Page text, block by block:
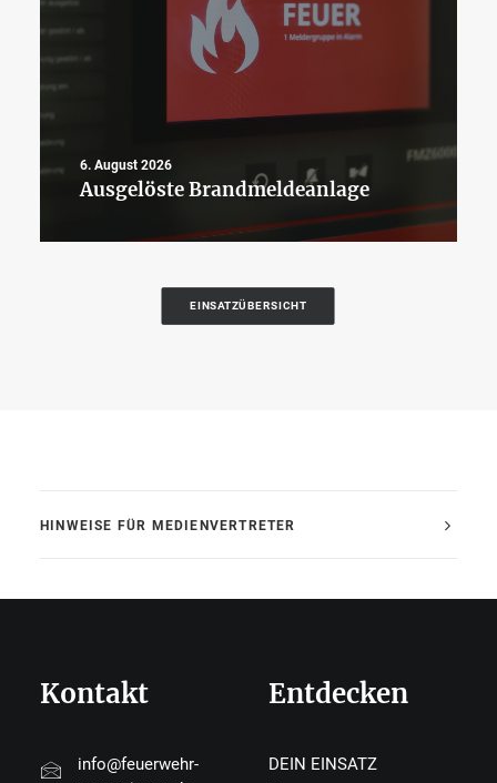
6. August 2026
Ausgelöste Brandmeldeanlage
EINSATZÜBERSICHT
HINWEISE FÜR MEDIENVERTRETER
Kontakt
info@feuerwehr-
Entdecken
DEIN EINSATZ